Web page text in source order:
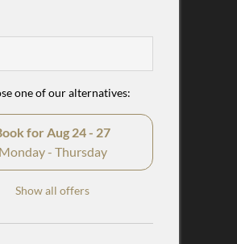
one of our alternatives:
for Aug 24 - 27
Monday - Thursday
Show all offers